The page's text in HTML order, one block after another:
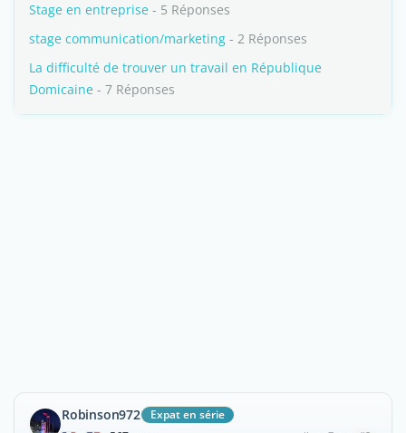
Stage en entreprise - 5 Réponses
stage communication/marketing - 2 Réponses
La difficulté de trouver un travail en République
Domicaine - 7 Réponses
Robinson972 Expat en série